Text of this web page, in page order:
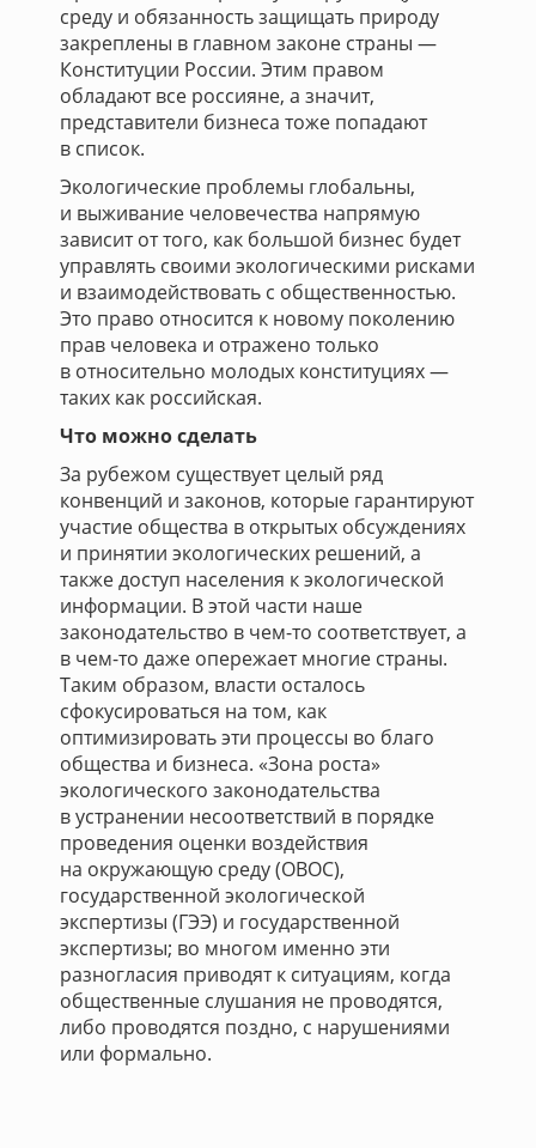
среду и обязанность защищать природу
закреплены в главном законе страны —
Конституции России. Этим правом
обладают все россияне, а значит,
представители бизнеса тоже попадают
в список.
Экологические проблемы глобальны,
и выживание человечества напрямую
зависит от того, как большой бизнес будет
управлять своими экологическими рисками
и взаимодействовать с общественностью.
Это право относится к новому поколению
прав человека и отражено только
в относительно молодых конституциях —
таких как российская.
Что можно сделать
За рубежом существует целый ряд
конвенций и законов, которые гарантируют
участие общества в открытых обсуждениях
и принятии экологических решений, а
также доступ населения к экологической
информации. В этой части наше
законодательство в чем-то соответствует, а
в чем-то даже опережает многие страны.
Таким образом, власти осталось
сфокусироваться на том, как
оптимизировать эти процессы во благо
общества и бизнеса. «Зона роста»
экологического законодательства
в устранении несоответствий в порядке
проведения оценки воздействия
на окружающую среду (ОВОС),
государственной экологической
экспертизы (ГЭЭ) и государственной
экспертизы; во многом именно эти
разногласия приводят к ситуациям, когда
общественные слушания не проводятся,
либо проводятся поздно, с нарушениями
или формально.